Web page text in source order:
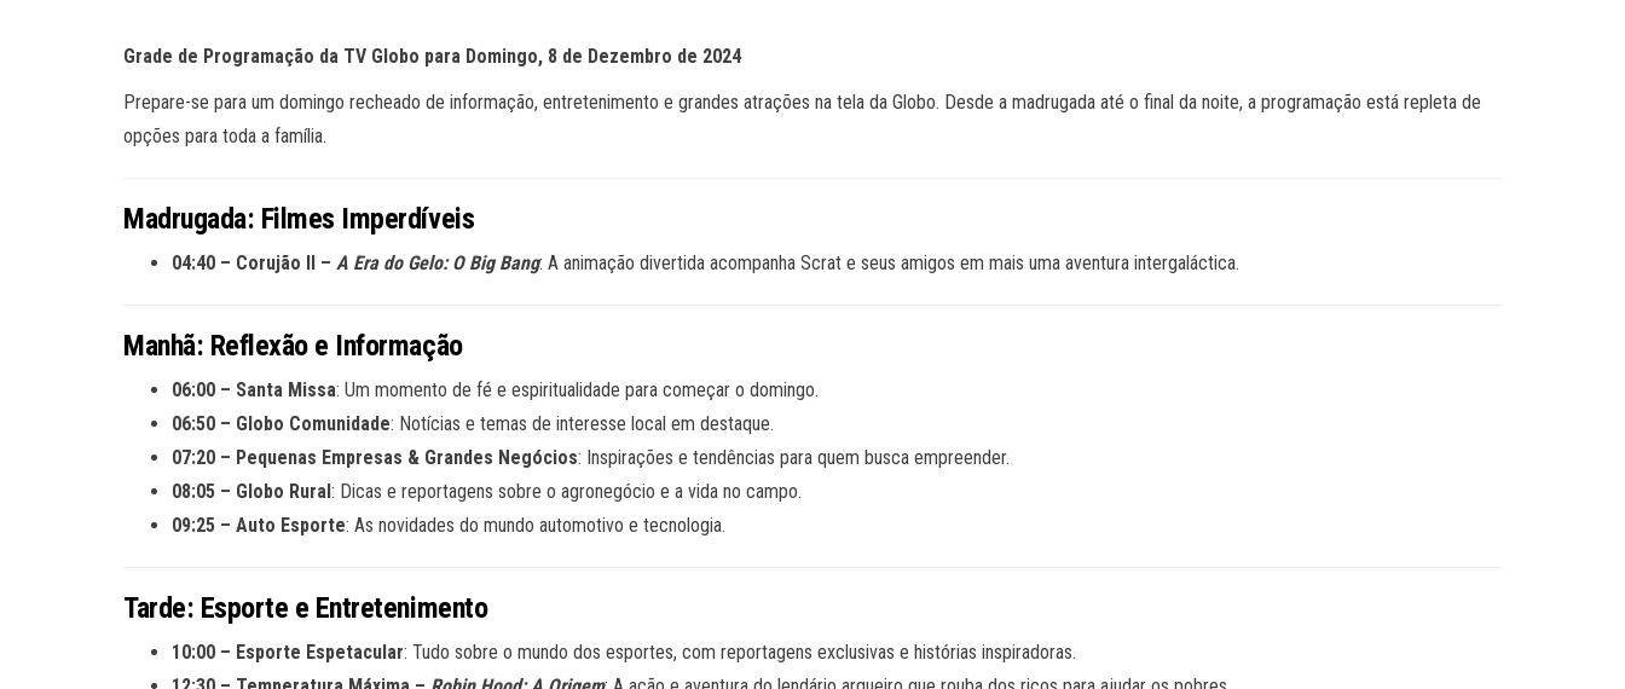
Grade de Programação da TV Globo para Domingo, 8 de Dezembro de 2024
Prepare-se para um domingo recheado de informação, entretenimento e grandes atrações na tela da Globo. Desde a madrugada até o final da noite, a programação está repleta de
opções para toda a família.
Madrugada: Filmes Imperdíveis
04:40 – Corujão II – A Era do Gelo: O Big Bang: A animação divertida acompanha Scrat e seus amigos em mais uma aventura intergaláctica.
Manhã: Reflexão e Informação
06:00 – Santa Missa: Um momento de fé e espiritualidade para começar o domingo.
06:50 – Globo Comunidade: Notícias e temas de interesse local em destaque.
07:20 – Pequenas Empresas & Grandes Negócios: Inspirações e tendências para quem busca empreender.
08:05 – Globo Rural: Dicas e reportagens sobre o agronegócio e a vida no campo.
09:25 – Auto Esporte: As novidades do mundo automotivo e tecnologia.
Tarde: Esporte e Entretenimento
10:00 – Esporte Espetacular: Tudo sobre o mundo dos esportes, com reportagens exclusivas e histórias inspiradoras.